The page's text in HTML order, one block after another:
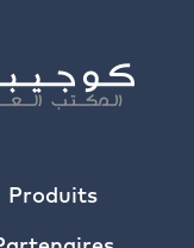
Produits